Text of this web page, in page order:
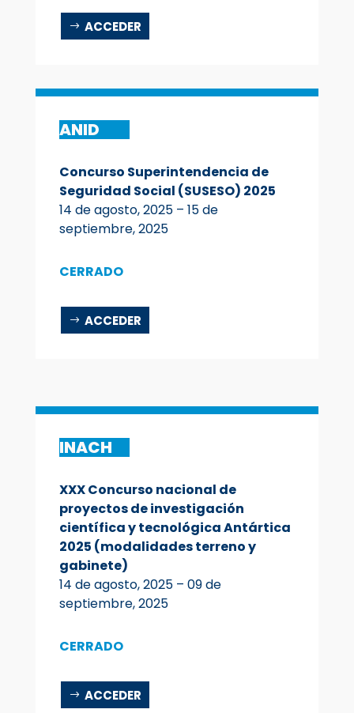
ACCEDER
ANID
Concurso Superintendencia de
Seguridad Social (SUSESO) 2025
14 de agosto, 2025 – 15 de
septiembre, 2025
CERRADO
ACCEDER
INACH
XXX Concurso nacional de
proyectos de investigación
científica y tecnológica Antártica
2025 (modalidades terreno y
gabinete)
14 de agosto, 2025 – 09 de
septiembre, 2025
CERRADO
ACCEDER